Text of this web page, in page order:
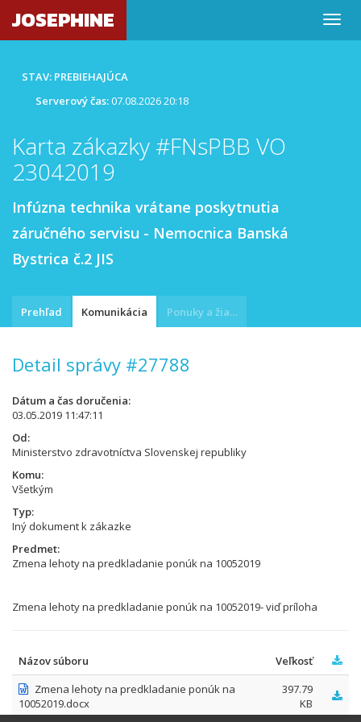
JOSEPHINE
STAV: PREBIEHAJÚCA
Serverový čas:07.08.2026 20:18
Karta zákazky #FNsPBB VO
23042019
Infúzna technika vrátane poskytnutia
záručného servisu - Nemocnica Banská
Bystrica č.2 JIS
Prehľad Komunikácia Ponuky a žiadosti
Detail správy #27788
Dátum a čas doručenia
03.05.2019 11:47:11
Od
Ministerstvo zdravotníctva Slovenskej republiky
Komu
Všetkým
Typ
Iný dokument k zákazke
Predmet
Zmena lehoty na predkladanie ponúk na 10052019
Zmena lehoty na predkladanie ponúk na 10052019- viď príloha
Názov súboru
Veľkosť
Zmena lehoty na predkladanie ponúk na
10052019.docx
397.79
KB